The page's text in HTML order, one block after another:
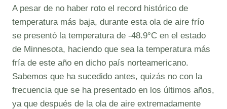
A pesar de no haber roto el record histórico de
temperatura más baja, durante esta ola de aire frío
se presentó la temperatura de -48.9°C en el estado
de Minnesota, haciendo que sea la temperatura más
fría de este año en dicho país norteamericano.
Sabemos que ha sucedido antes, quizás no con la
frecuencia que se ha presentado en los últimos años,
ya que después de la ola de aire extremadamente